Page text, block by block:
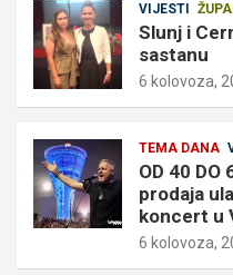
VIJESTI
Slunj i
sastanu
6 kolovoza,
TEMA DANA
OD 40 DO
prodaja
koncert u
6 kolovoza,